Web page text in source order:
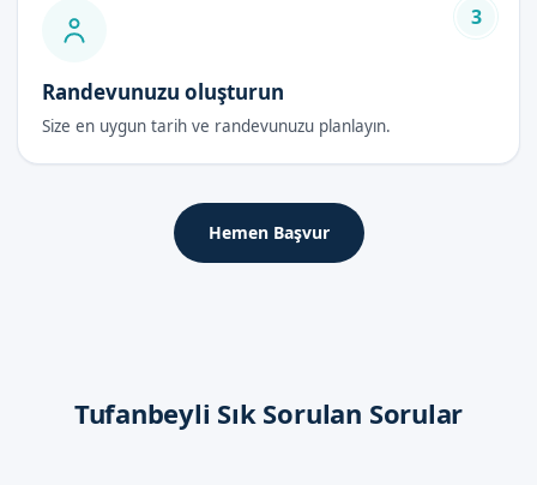
3
Randevunuzu oluşturun
Size en uygun tarih ve randevunuzu planlayın.
Hemen Başvur
Tufanbeyli Sık Sorulan Sorular